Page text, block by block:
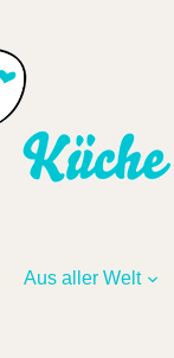
Aus aller Welt